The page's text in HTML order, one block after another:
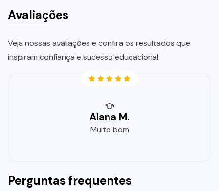
Avaliações
Veja nossas avaliações e confira os resultados que
inspiram confiança e sucesso educacional.
Alana M.
Muito bom
Perguntas frequentes